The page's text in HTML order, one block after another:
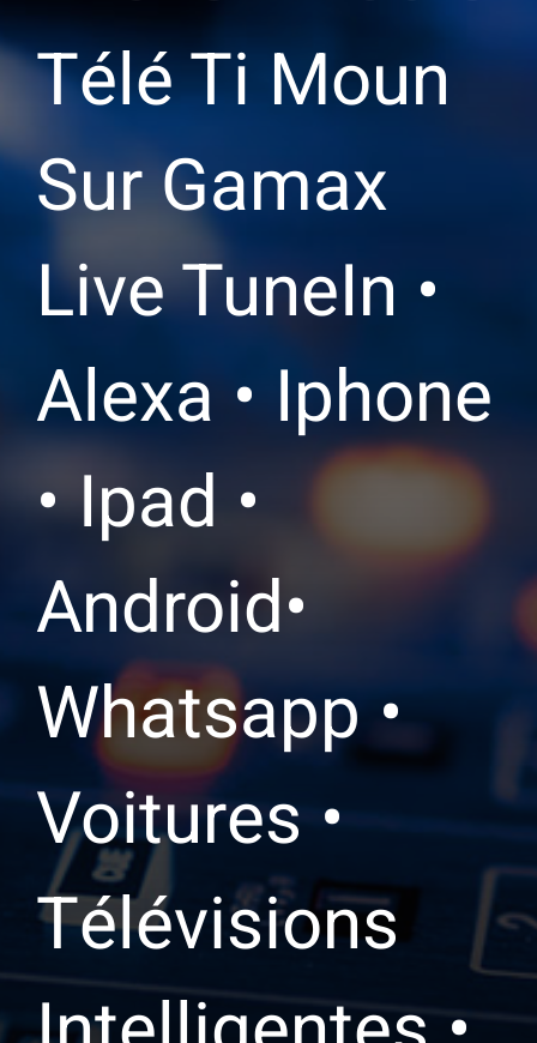
Télé Ti Moun
Sur Gamax
Live TuneIn •
Alexa • Iphone
• Ipad •
Android•
Whatsapp •
Voitures •
Télévisions